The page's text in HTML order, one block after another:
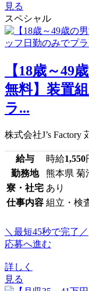
見る
スペシャル
【18歳～49
無料】装置
ラ...
株式会社J’s Factory
給与 時給1,550
勤務地
熊本県 菊
寮・社宅 あり
仕事内容 組立・検
＼最短45秒で完了／
応募へ進む
詳しく
見る